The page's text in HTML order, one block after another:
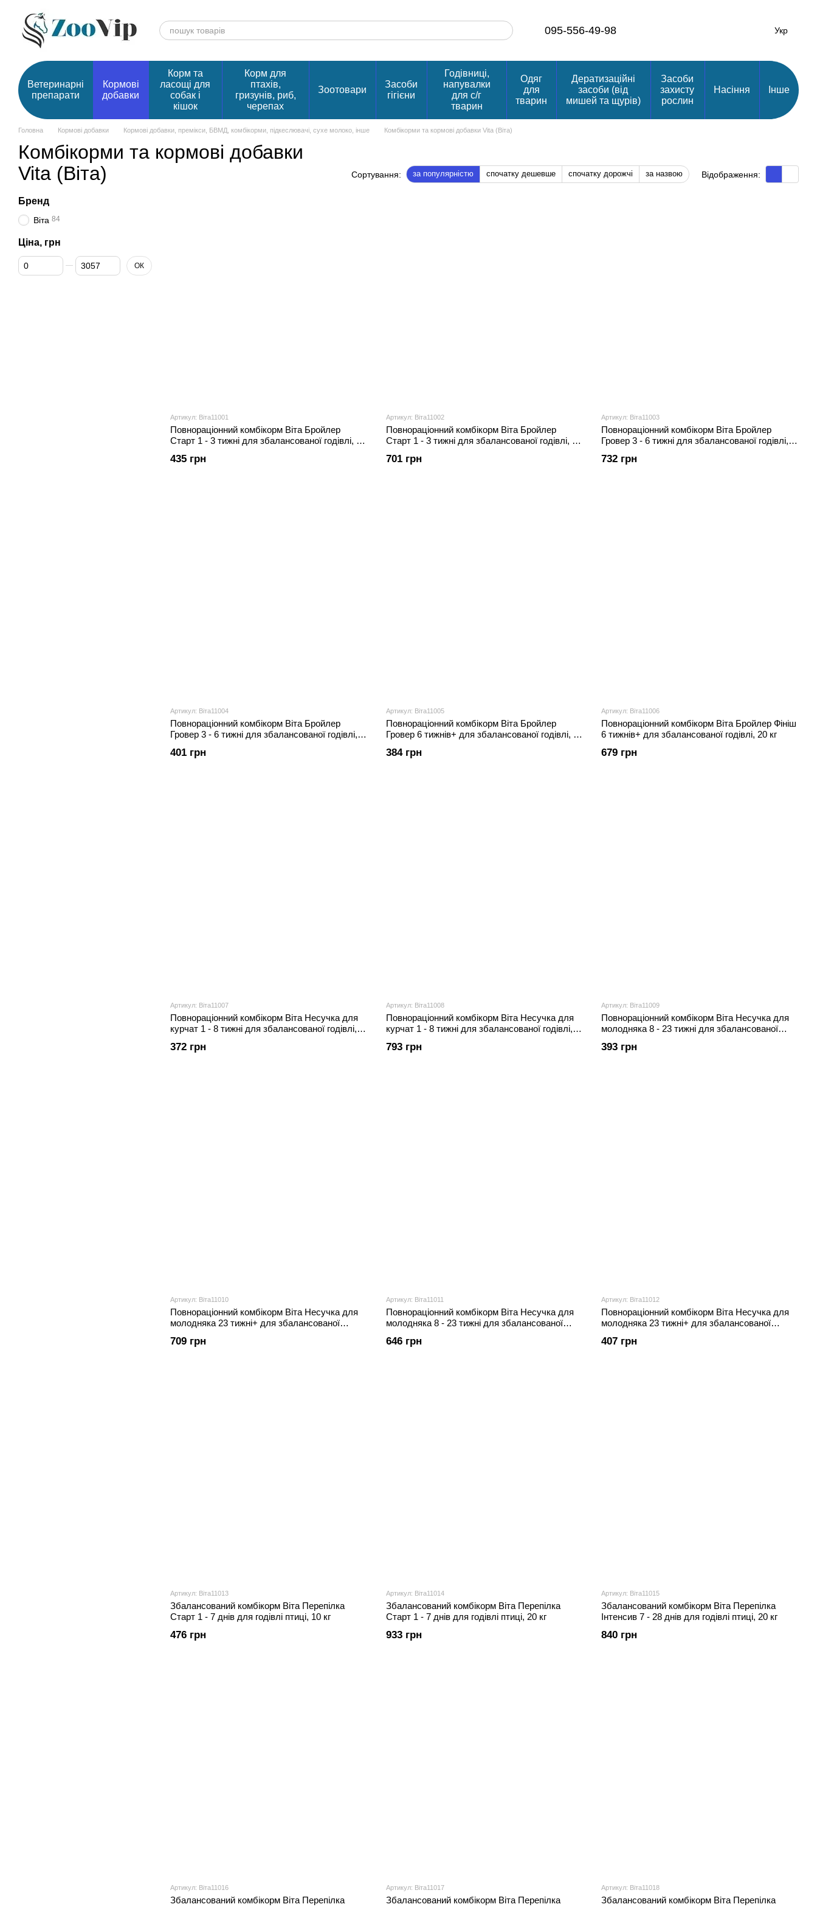
095-556-49-98 Укр
Ветеринарні
препарати
Кормові
добавки
Корм та
ласощі для
собак і
кішок
Корм для
птахів,
гризунів, риб,
черепах
Зоотовари
Засоби
гігієни
Годівниці,
напувалки
для с/г
тварин
Одяг
для
тварин
Дератизаційні
засоби (від
мишей та щурів)
Засоби
захисту
рослин
Насіння Інше
Головна Кормові добавки Кормові добавки, премікси, БВМД, комбікорми, підкеслювачі, сухе молоко, інше Комбікорми та кормові добавки Vita (Віта)
Комбікорми та кормові добавки
Vita (Віта)
Сортування: за популярністю спочатку дешевше спочатку дорожчі за назвою Відображення:
Артикул: Віта11001
Повнораціонний комбікорм Віта Бройлер
Старт 1 - 3 тижні для збалансованої годівлі, 10
435 грн
Артикул: Віта11002
Повнораціонний комбікорм Віта Бройлер
Старт 1 - 3 тижні для збалансованої годівлі, 20
701 грн
Артикул: Віта11003
Повнораціонний комбікорм Віта Бройлер
Гровер 3 - 6 тижні для збалансованої годівлі,
732 грн
Артикул: Віта11004
Повнораціонний комбікорм Віта Бройлер
Гровер 3 - 6 тижні для збалансованої годівлі,
401 грн
Артикул: Віта11005
Повнораціонний комбікорм Віта Бройлер
Гровер 6 тижнів+ для збалансованої годівлі, 10
384 грн
Артикул: Віта11006
Повнораціонний комбікорм Віта Бройлер Фініш
6 тижнів+ для збалансованої годівлі, 20 кг
679 грн
Артикул: Віта11007
Повнораціонний комбікорм Віта Несучка для
курчат 1 - 8 тижні для збалансованої годівлі,
372 грн
Артикул: Віта11008
Повнораціонний комбікорм Віта Несучка для
курчат 1 - 8 тижні для збалансованої годівлі,
793 грн
Артикул: Віта11009
Повнораціонний комбікорм Віта Несучка для
молодняка 8 - 23 тижні для збалансованої
393 грн
Артикул: Віта11010
Повнораціонний комбікорм Віта Несучка для
молодняка 23 тижні+ для збалансованої
709 грн
Артикул: Віта11011
Повнораціонний комбікорм Віта Несучка для
молодняка 8 - 23 тижні для збалансованої
646 грн
Артикул: Віта11012
Повнораціонний комбікорм Віта Несучка для
молодняка 23 тижні+ для збалансованої
407 грн
Артикул: Віта11013
Збалансований комбікорм Віта Перепілка
Старт 1 - 7 днів для годівлі птиці, 10 кг
476 грн
Артикул: Віта11014
Збалансований комбікорм Віта Перепілка
Старт 1 - 7 днів для годівлі птиці, 20 кг
933 грн
Артикул: Віта11015
Збалансований комбікорм Віта Перепілка
Інтенсив 7 - 28 днів для годівлі птиці, 20 кг
840 грн
Артикул: Віта11016
Збалансований комбікорм Віта Перепілка
Артикул: Віта11017
Збалансований комбікорм Віта Перепілка
Артикул: Віта11018
Збалансований комбікорм Віта Перепілка
Бренд
Віта 84
Ціна, грн
Від Ціна, грн
До Ціна, грн ОК